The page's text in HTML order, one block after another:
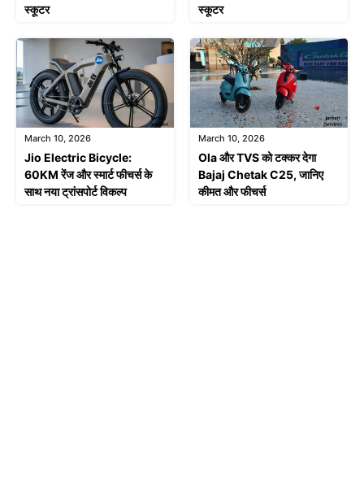
स्कूटर
स्कूटर
March 10, 2026
Jio Electric Bicycle:
60KM रेंज और स्मार्ट फीचर्स के
साथ नया ट्रांसपोर्ट विकल्प
March 10, 2026
Ola और TVS को टक्कर देगा
Bajaj Chetak C25, जानिए
कीमत और फीचर्स